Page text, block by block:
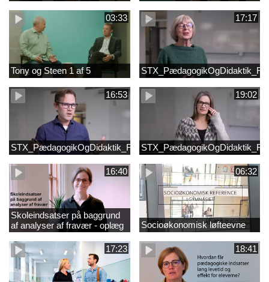
03:33
Tony og Steen 1 af 5
17:17
16:53
STX_PædagogikOgDidaktik_FilmB
19:02
16:40
Skoleindsatser på baggrund
af analyser af fravær - oplæg
ved Astrid Lundby, EVA
06:32
Socioøkonomisk løfteevne
17:23 18:41